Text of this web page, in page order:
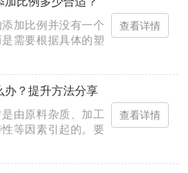
加比例并没有一个
需要根据具体的塑
以及加工工艺来综
查看详情
办？提升方法分享
由原料杂质、加工
等因素引起的。要
，可以从以下几个
查看详情